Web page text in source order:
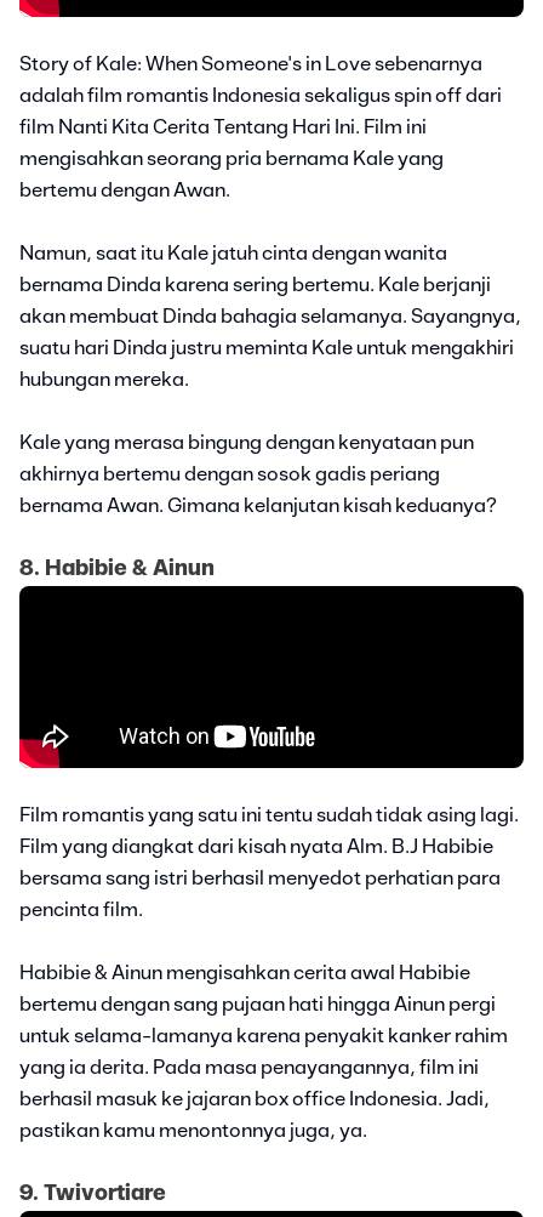
Story of Kale: When Someone's in Love sebenarnya
adalah film romantis Indonesia sekaligus spin off dari
film Nanti Kita Cerita Tentang Hari Ini. Film ini
mengisahkan seorang pria bernama Kale yang
bertemu dengan Awan.
Namun, saat itu Kale jatuh cinta dengan wanita
bernama Dinda karena sering bertemu. Kale berjanji
akan membuat Dinda bahagia selamanya. Sayangnya,
suatu hari Dinda justru meminta Kale untuk mengakhiri
hubungan mereka.
Kale yang merasa bingung dengan kenyataan pun
akhirnya bertemu dengan sosok gadis periang
bernama Awan. Gimana kelanjutan kisah keduanya?
8. Habibie & Ainun
Film romantis yang satu ini tentu sudah tidak asing lagi.
Film yang diangkat dari kisah nyata Alm. B.J Habibie
bersama sang istri berhasil menyedot perhatian para
pencinta film.
Habibie & Ainun mengisahkan cerita awal Habibie
bertemu dengan sang pujaan hati hingga Ainun pergi
untuk selama-lamanya karena penyakit kanker rahim
yang ia derita. Pada masa penayangannya, film ini
berhasil masuk ke jajaran box office Indonesia. Jadi,
pastikan kamu menontonnya juga, ya.
9. Twivortiare